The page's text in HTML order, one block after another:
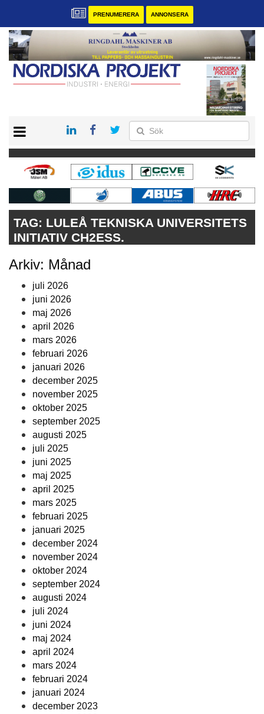
PRENUMERERA ANNONSERA
KONTAKT
VÅRA ANDRA MAGASIN
PRENUMERERA
ANNONSERA
TAG: LULEÅ TEKNISKA UNIVERSITETS
INITIATIV CH2ESS.
Arkiv: Månad
juli 2026
juni 2026
maj 2026
april 2026
mars 2026
februari 2026
januari 2026
december 2025
november 2025
oktober 2025
september 2025
augusti 2025
juli 2025
juni 2025
maj 2025
april 2025
mars 2025
februari 2025
januari 2025
december 2024
november 2024
oktober 2024
september 2024
augusti 2024
juli 2024
juni 2024
maj 2024
april 2024
mars 2024
februari 2024
januari 2024
december 2023